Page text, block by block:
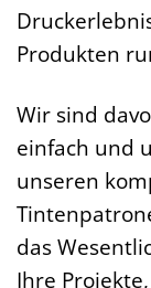
Produkten
Wir sind
einfach und
unseren
das
Ihre